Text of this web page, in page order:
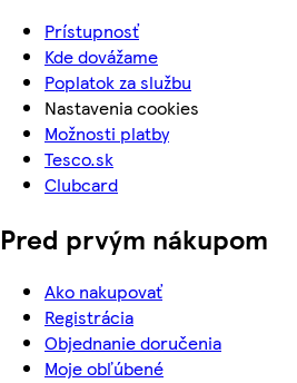
Prístupnosť
Kde dovážame
Poplatok za službu
Nastavenia cookies
Možnosti platby
Tesco.sk
Clubcard
Pred prvým nákupom
Ako nakupovať
Registrácia
Objednanie doručenia
Moje obľúbené